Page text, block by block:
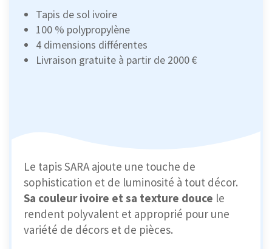
Tapis de sol ivoire
100 % polypropylène
4 dimensions différentes
Livraison gratuite à partir de 2000 €
Le tapis SARA ajoute une touche de
sophistication et de luminosité à tout décor.
Sa couleur ivoire et sa texture douce le
rendent polyvalent et approprié pour une
variété de décors et de pièces.